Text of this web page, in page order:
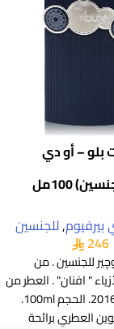
بلو – أو دي
100مل
بيرفيوم,للجنسين
246
للجنسين . من
" افنان" . العطر من
اصدارات عام 2016. الحجم 100ml.
العطري برائحة